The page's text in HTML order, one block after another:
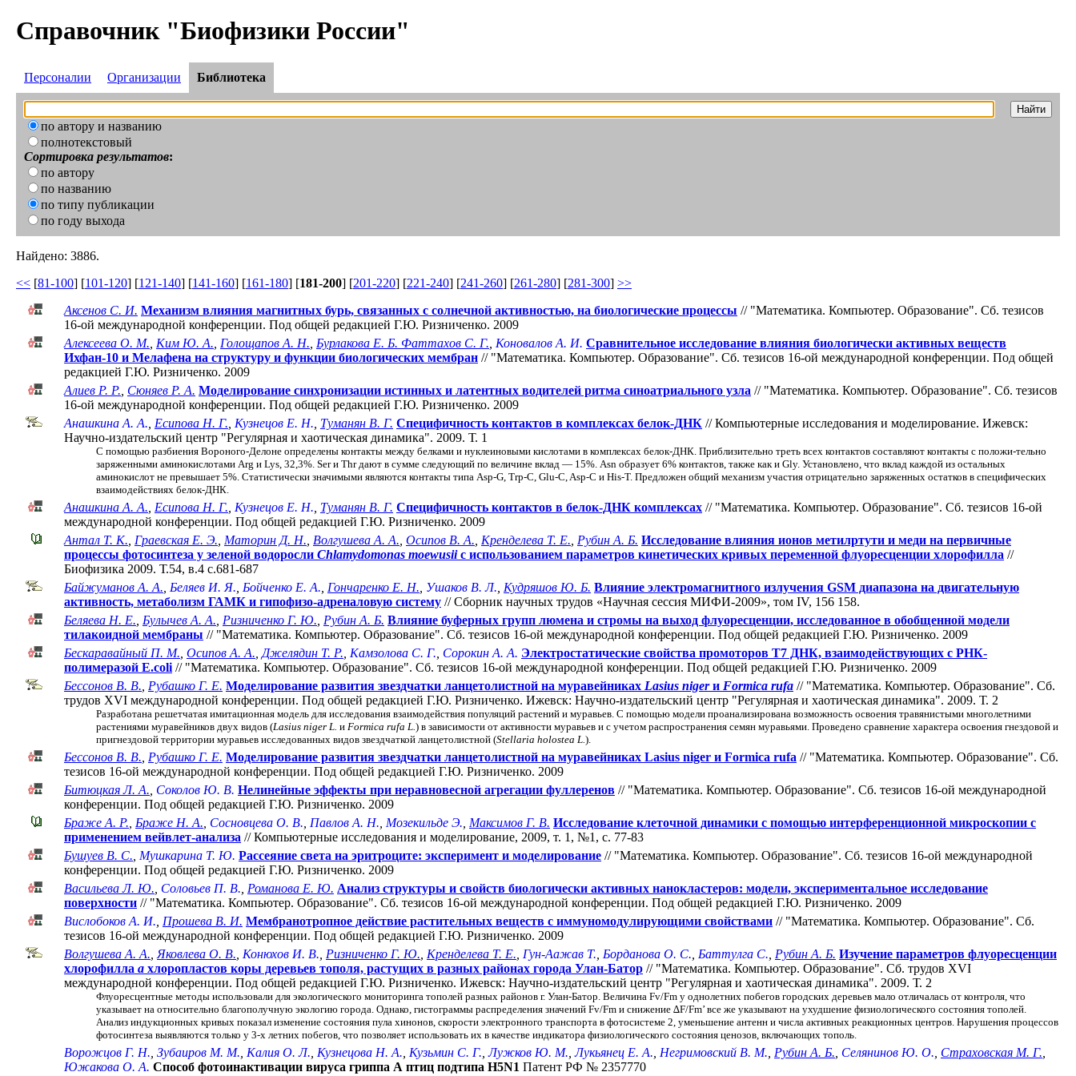
Справочник "Биофизики России"
Персоналии Организации Библиотека
по автору и названию
полнотекстовый
Сортировка результатов:
по автору
по названию
по типу публикации
по году выхода
Найдено: 3886.
<< [81-100] [101-120] [121-140] [141-160] [161-180] [181-200] [201-220] [221-240] [241-260] [261-280] [281-300] >>
Аксенов С. И. Механизм влияния магнитных бурь, связанных с солнечной активностью, на биологические процессы // "Математика. Компьютер. Образование". Cб. тезисов
16-ой международной конференции. Под общей редакцией Г.Ю. Ризниченко. 2009
Алексеева О. М., Ким Ю. А., Голощапов А. Н., Бурлакова Е. Б. Фаттахов С. Г., Коновалов А. И. Сравнительное исследование влияния биологически активных веществ
Ихфан-10 и Мелафена на структуру и функции биологических мембран // "Математика. Компьютер. Образование". Cб. тезисов 16-ой международной конференции. Под общей
редакцией Г.Ю. Ризниченко. 2009
Алиев Р. Р., Сюняев Р. А. Моделирование синхронизации истинных и латентных водителей ритма синоатриального узла // "Математика. Компьютер. Образование". Cб. тезисов
16-ой международной конференции. Под общей редакцией Г.Ю. Ризниченко. 2009
Анашкина А. A., Есипова Н. Г., Кузнецов Е. Н., Туманян В. Г. Специфичность контактов в комплексах белок-ДНК // Компьютерные исследования и моделирование. Ижевск:
Научно-издательский центр "Регулярная и хаотическая динамика". 2009. Т. 1
С помощью разбиения Вороного-Делоне определены контакты между белками и нуклеиновыми кислотами в комплексах белок-ДНК. Приблизительно треть всех контактов составляют контакты с положи-тельно
заряженными аминокислотами Arg и Lys, 32,3%. Ser и Thr дают в сумме следующий по величине вклад — 15%. Asn образует 6% контактов, также как и Gly. Установлено, что вклад каждой из остальных
аминокислот не превышает 5%. Статистически значимыми являются контакты типа Asp-G, Trp-C, Glu-C, Asp-C и His-T. Предложен общий механизм участия отрицательно заряженных остатков в специфических
взаимодействиях белок-ДНК.
Анашкина А. А., Есипова Н. Г., Кузнецов Е. Н., Туманян В. Г. Специфичность контактов в белок-ДНК комплексах // "Математика. Компьютер. Образование". Cб. тезисов 16-ой
международной конференции. Под общей редакцией Г.Ю. Ризниченко. 2009
Антал Т. К., Граевская Е. Э., Маторин Д. Н., Волгушева А. А., Осипов В. А., Кренделева Т. Е., Рубин А. Б. Исследование влияния ионов метилртути и меди на первичные
процессы фотосинтеза у зеленой водоросли Chlamydomonas moewusiiс использованием параметров кинетических кривых переменной флуоресценции хлорофилла //
Биофизика 2009. Т.54, в.4 с.681-687
Байжуманов А. А., Беляев И. Я., Бойченко Е. А., Гончаренко Е. Н., Ушаков В. Л., Кудряшов Ю. Б. Влияние электромагнитного излучения GSM диапазона на двигательную
активность, метаболизм ГАМК и гипофизо-адреналовую систему // Сборник научных трудов «Научная сессия МИФИ-2009», том IV, 156 158.
Беляева Н. Е., Булычев А. А., Ризниченко Г. Ю., Рубин А. Б. Влияние буферных групп люмена и стромы на выход флуоресценции, исследованное в обобщенной модели
тилакоидной мембраны // "Математика. Компьютер. Образование". Cб. тезисов 16-ой международной конференции. Под общей редакцией Г.Ю. Ризниченко. 2009
Бескаравайный П. М., Осипов А. А.,Джелядин Т. Р., Камзолова С. Г., Сорокин А. А. Электростатические свойства промоторов Т7 ДНК, взаимодействующих с РНК-
полимеразой E.coli// "Математика. Компьютер. Образование". Cб. тезисов 16-ой международной конференции. Под общей редакцией Г.Ю. Ризниченко. 2009
Бессонов В. В., Рубашко Г. Е. Моделирование развития звездчатки ланцетолистной на муравейниках Lasius nigerи Formica rufa // "Математика. Компьютер. Образование". Cб.
трудов XVI международной конференции. Под общей редакцией Г.Ю. Ризниченко. Ижевск: Научно-издательский центр "Регулярная и хаотическая динамика". 2009. Т. 2
Разработана решетчатая имитационная модель для исследования взаимодействия популяций растений и муравьев. С помощью модели проанализирована возможность освоения травянистыми многолетними
растениями муравейников двух видов (Lasius niger L. и Formica rufa L.) в зависимости от активности муравьев и с учетом распространения семян муравьями. Проведено сравнение характера освоения гнездовой и
пригнездовой территории муравьев исследованных видов звездчаткой ланцетолистной (Stellaria holostea L.).
Бессонов В. В., Рубашко Г. Е. Моделирование развития звездчатки ланцетолистной на муравейниках Lasius niger и Formica rufa // "Математика. Компьютер. Образование". Cб.
тезисов 16-ой международной конференции. Под общей редакцией Г.Ю. Ризниченко. 2009
Битюцкая Л. А., Соколов Ю. В. Нелинейные эффекты при неравновесной агрегации фуллеренов // "Математика. Компьютер. Образование". Cб. тезисов 16-ой международной
конференции. Под общей редакцией Г.Ю. Ризниченко. 2009
Браже А. Р., Браже Н. А., Сосновцева О. В., Павлов А. Н., Мозекильде Э., Максимов Г. В. Исследование клеточной динамики с помощью интерференционной микроскопии с
применением вейвлет-анализа // Компьютерные исследования и моделирование, 2009, т. 1, №1, с. 77-83
Бушуев В. С., Мушкарина Т. Ю. Рассеяние света на эритроците: эксперимент и моделирование // "Математика. Компьютер. Образование". Cб. тезисов 16-ой международной
конференции. Под общей редакцией Г.Ю. Ризниченко. 2009
Васильева Л. Ю., Соловьев П. В., Романова Е. Ю. Анализ структуры и свойств биологически активных нанокластеров: модели, экспериментальное исследование
поверхности // "Математика. Компьютер. Образование". Cб. тезисов 16-ой международной конференции. Под общей редакцией Г.Ю. Ризниченко. 2009
Вислобоков А. И., Прошева В. И. Мембранотропное действие растительных веществ с иммуномодулирующими свойствами // "Математика. Компьютер. Образование". Cб.
тезисов 16-ой международной конференции. Под общей редакцией Г.Ю. Ризниченко. 2009
Волгушева А. А.,Яковлева О. В., Конюхов И. B., Ризниченко Г. Ю., Кренделева Т. Е., Гун-Аажав Т., Борданова О. С., Баттулга С., Рубин А. Б. Изучение параметров флуоресценции
хлорофилла a хлоропластов коры деревьев тополя, растущих в разных районах города Улан-Батор // "Математика. Компьютер. Образование". Cб. трудов XVI
международной конференции. Под общей редакцией Г.Ю. Ризниченко. Ижевск: Научно-издательский центр "Регулярная и хаотическая динамика". 2009. Т. 2
Флуоресцентные методы использовали для экологического мониторинга тополей разных районов г. Улан-Батор. Величина Fv/Fm у однолетних побегов городских деревьев мало отличалась от контроля, что
указывает на относительно благополучную экологию города. Однако, гистограммы распределения значений Fv/Fm и снижение ∆F/Fm’ все же указывают на ухудшение физиологического состояния тополей.
Анализ индукционных кривых показал изменение состояния пула хинонов, скорости электронного транспорта в фотосистеме 2, уменьшение антенн и числа активных реакционных центров. Нарушения процессов
фотосинтеза выявляются только у 3-х летних побегов, что позволяет использовать их в качестве индикатора физиологического состояния ценозов, включающих тополь.
Ворожцов Г. Н., Зубаиров М. М., Калия О. Л., Кузнецова Н. А., Кузьмин С. Г.,Лужков Ю. М.,Лукьянец Е. А., Негримовский В. М., Рубин А. Б., Селянинов Ю. О., Страховская М. Г.,
Южакова О. А. Способ фотоинактивации вируса гриппа А птиц подтипа H5N1 Патент РФ № 2357770